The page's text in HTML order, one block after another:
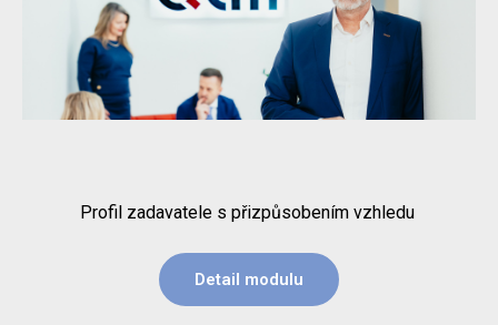
Profil zadavatele s přizpůsobením vzhledu
Detail modulu